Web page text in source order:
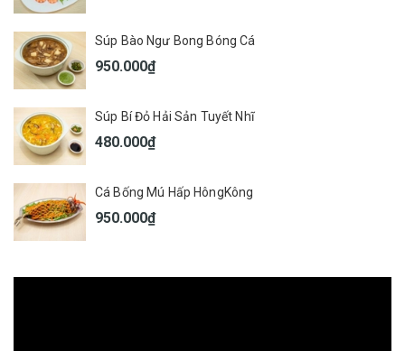
Súp Bào Ngư Bong Bóng Cá
950.000₫
Súp Bí Đỏ Hải Sản Tuyết Nhĩ
480.000₫
Cá Bống Mú Hấp HôngKông
950.000₫